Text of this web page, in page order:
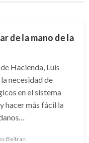
de la mano de la
Hacienda, Luis
necesidad de
en el sistema
hacer más fácil la
Beltran